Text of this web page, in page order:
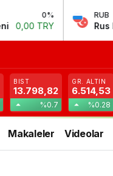
-0.24%
Rus Rublesi 0,59 TRY
BIST
13.798,82
%0.7
GR. ALTIN
6.514,53
%0.28
Makaleler Videolar